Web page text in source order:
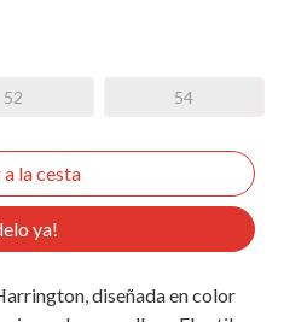
52 54
ya!
diseñada en color